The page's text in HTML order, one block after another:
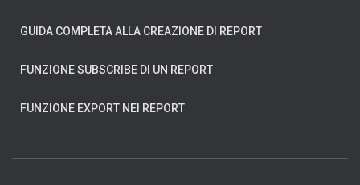
GUIDA COMPLETA ALLA CREAZIONE DI REPORT
FUNZIONE SUBSCRIBE DI UN REPORT
FUNZIONE EXPORT NEI REPORT